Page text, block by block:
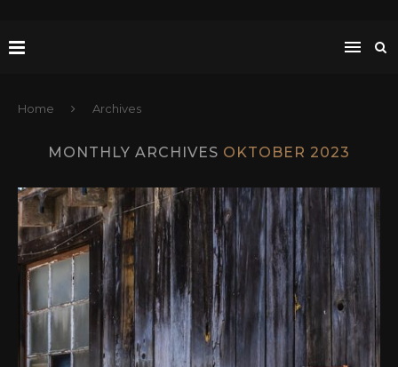
Home Archives
MONTHLY ARCHIVES OKTOBER 2023